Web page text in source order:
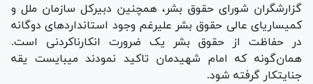
گزارشگران شورای حقوق بشر، همچنین دبیرکل سازمان ملل و
کمیساریای عالی حقوق بشر علی­رغم وجود استاندارد‌های دوگانه
در حفاظت از حقوق بشر یک ضرورت انکارناکردنی است.
همان‌گونه که امام شهیدمان تاکید نمودند می­بایست یقه
جنایتکار گرفته شود.